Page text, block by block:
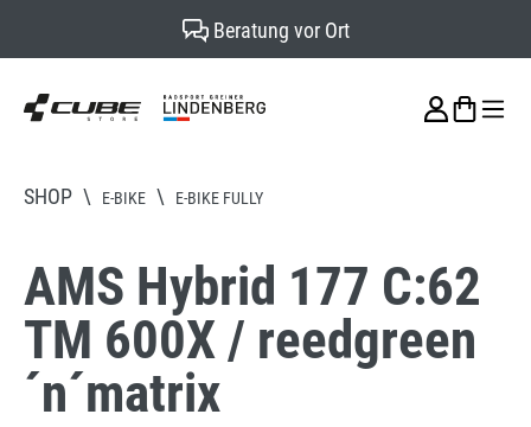
Werkstattservice
SHOP \ E-BIKE \ E-BIKE FULLY
AMS Hybrid 177 C:62
TM 600X / reedgreen
´n´matrix